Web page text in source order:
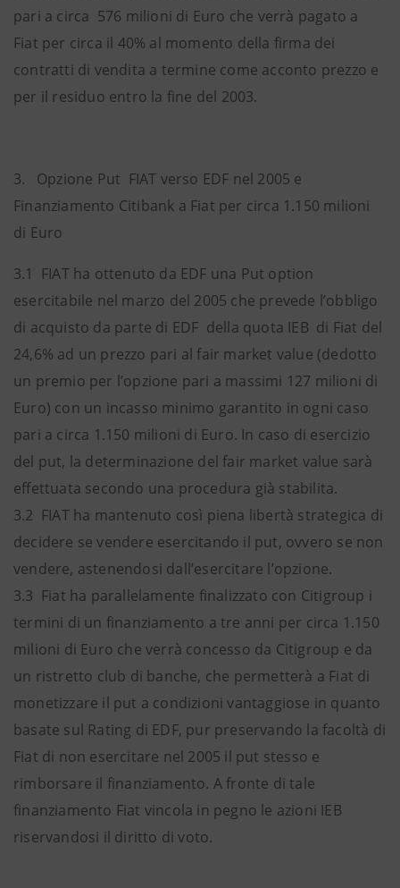
pari a circa 576 milioni di Euro che verrà pagato a
Fiat per circa il 40% al momento della firma dei
contratti di vendita a termine come acconto prezzo e
per il residuo entro la fine del 2003.
3. Opzione Put FIAT verso EDF nel 2005 e
Finanziamento Citibank a Fiat per circa 1.150 milioni
di Euro
3.1 FIAT ha ottenuto da EDF una Put option
esercitabile nel marzo del 2005 che prevede l’obbligo
di acquisto da parte di EDF della quota IEB di Fiat del
24,6% ad un prezzo pari al fair market value (dedotto
un premio per l’opzione pari a massimi 127 milioni di
Euro) con un incasso minimo garantito in ogni caso
pari a circa 1.150 milioni di Euro. In caso di esercizio
del put, la determinazione del fair market value sarà
effettuata secondo una procedura già stabilita.
3.2 FIAT ha mantenuto così piena libertà strategica di
decidere se vendere esercitando il put, ovvero se non
vendere, astenendosi dall’esercitare l’opzione.
3.3 Fiat ha parallelamente finalizzato con Citigroup i
termini di un finanziamento a tre anni per circa 1.150
milioni di Euro che verrà concesso da Citigroup e da
un ristretto club di banche, che permetterà a Fiat di
monetizzare il put a condizioni vantaggiose in quanto
basate sul Rating di EDF, pur preservando la facoltà di
Fiat di non esercitare nel 2005 il put stesso e
rimborsare il finanziamento. A fronte di tale
finanziamento Fiat vincola in pegno le azioni IEB
riservandosi il diritto di voto.